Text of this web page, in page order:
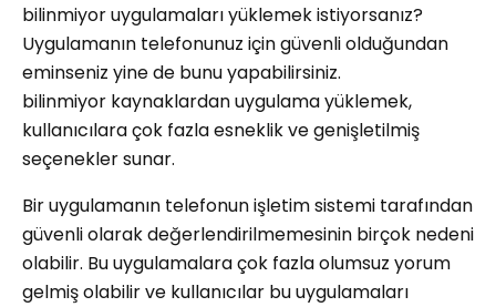
bilinmiyor uygulamaları yüklemek istiyorsanız?
Uygulamanın telefonunuz için güvenli olduğundan
eminseniz yine de bunu yapabilirsiniz.
bilinmiyor kaynaklardan uygulama yüklemek,
kullanıcılara çok fazla esneklik ve genişletilmiş
seçenekler sunar.
Bir uygulamanın telefonun işletim sistemi tarafından
güvenli olarak değerlendirilmemesinin birçok nedeni
olabilir. Bu uygulamalara çok fazla olumsuz yorum
gelmiş olabilir ve kullanıcılar bu uygulamaları